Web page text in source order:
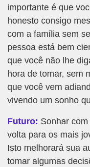
importante é que
honesto consigo
com a família sem
pessoa está bem
que você não lhe
hora de tomar, sem
que você vem
vivendo um sonho
Futuro: Sonhar
volta para os mais
Isto melhorará sua
tomar algumas